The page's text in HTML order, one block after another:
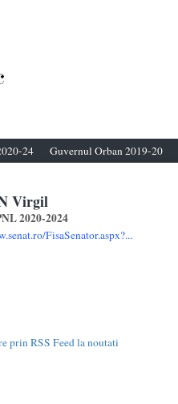
24 Guvernul Orban 2019-20
Virgil
2020-2024
FisaSenator.aspx?...
prin RSS Feed la noutati